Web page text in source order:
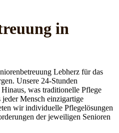
in
Lebherz für das
Unsere 24-Stunden
was traditionelle Pflege
jeder Mensch einzigartige
wir individuelle Pflegelösungen
der jeweiligen Senioren